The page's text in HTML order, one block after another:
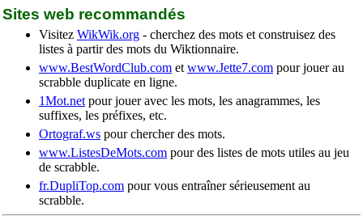
Sites web recommandés
Visitez WikWik.org - cherchez des mots et construisez des
listes à partir des mots du Wiktionnaire.
www.BestWordClub.com et www.Jette7.com pour jouer au
scrabble duplicate en ligne.
1Mot.net pour jouer avec les mots, les anagrammes, les
suffixes, les préfixes, etc.
Ortograf.ws pour chercher des mots.
www.ListesDeMots.com pour des listes de mots utiles au jeu
de scrabble.
fr.DupliTop.com pour vous entraîner sérieusement au
scrabble.